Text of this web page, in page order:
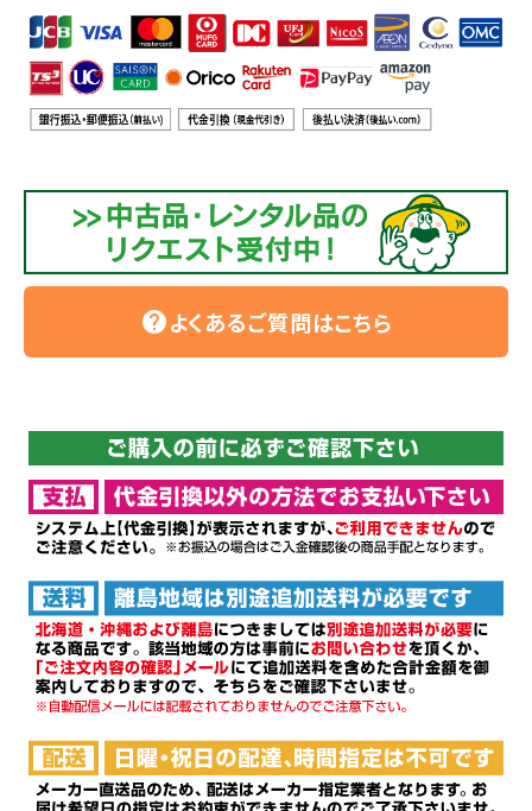
info@agriz.net
FAXでのご注文
0739-72-453224時間受付
helpよくあるご質問はこちら